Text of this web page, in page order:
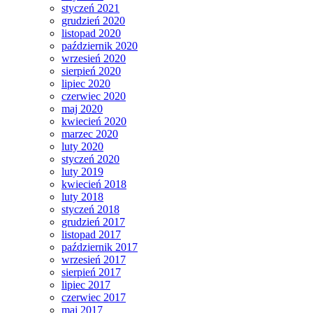
styczeń 2021
grudzień 2020
listopad 2020
październik 2020
wrzesień 2020
sierpień 2020
lipiec 2020
czerwiec 2020
maj 2020
kwiecień 2020
marzec 2020
luty 2020
styczeń 2020
luty 2019
kwiecień 2018
luty 2018
styczeń 2018
grudzień 2017
listopad 2017
październik 2017
wrzesień 2017
sierpień 2017
lipiec 2017
czerwiec 2017
maj 2017